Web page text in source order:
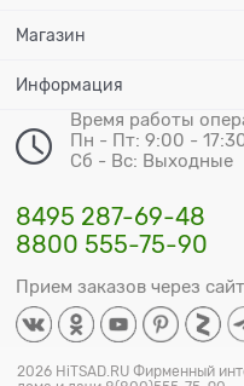
Магазин
Информация
Время работы
Пн - Пт: 9:00 -
Сб - Вс: Выходные
8495 287-69-48
8800 555-75-90
Прием заказов через
2026 HiTSAD.RU Фирменный